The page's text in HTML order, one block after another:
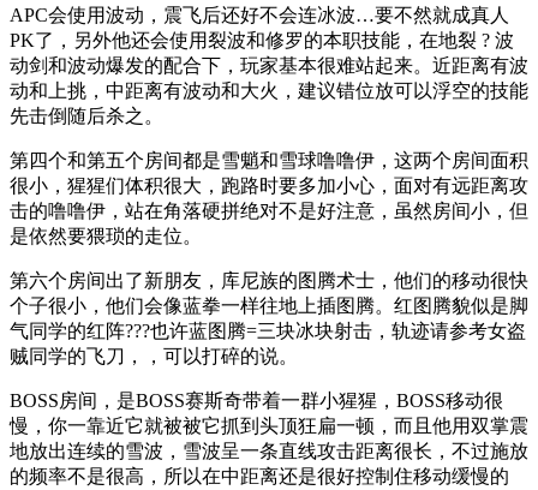
APC会使用波动，震飞后还好不会连冰波…要不然就成真人
PK了，另外他还会使用裂波和修罗的本职技能，在地裂 ? 波
动剑和波动爆发的配合下，玩家基本很难站起来。近距离有波
动和上挑，中距离有波动和大火，建议错位放可以浮空的技能
先击倒随后杀之。
第四个和第五个房间都是雪魈和雪球噜噜伊，这两个房间面积
很小，猩猩们体积很大，跑路时要多加小心，面对有远距离攻
击的噜噜伊，站在角落硬拼绝对不是好注意，虽然房间小，但
是依然要猥琐的走位。
第六个房间出了新朋友，库尼族的图腾术士，他们的移动很快
个子很小，他们会像蓝拳一样往地上插图腾。红图腾貌似是脚
气同学的红阵???也许蓝图腾=三块冰块射击，轨迹请参考女盗
贼同学的飞刀，，可以打碎的说。
BOSS房间，是BOSS赛斯奇带着一群小猩猩，BOSS移动很
慢，你一靠近它就被被它抓到头顶狂扁一顿，而且他用双掌震
地放出连续的雪波，雪波呈一条直线攻击距离很长，不过施放
的频率不是很高，所以在中距离还是很好控制住移动缓慢的